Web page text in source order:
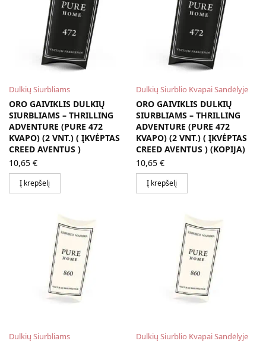
Dulkių Siurbliams
ORO GAIVIKLIS DULKIŲ
SIURBLIAMS – THRILLING
ADVENTURE (PURE 472
KVAPO) (2 VNT.) ( ĮKVĖPTAS
CREED AVENTUS )
10,65 €
Į krepšelį
Dulkių Siurblio Kvapai Sandėlyje
ORO GAIVIKLIS DULKIŲ
SIURBLIAMS – THRILLING
ADVENTURE (PURE 472
KVAPO) (2 VNT.) ( ĮKVĖPTAS
CREED AVENTUS ) (KOPIJA)
10,65 €
Į krepšelį
Dulkių Siurbliams Dulkių Siurblio Kvapai Sandėlyje